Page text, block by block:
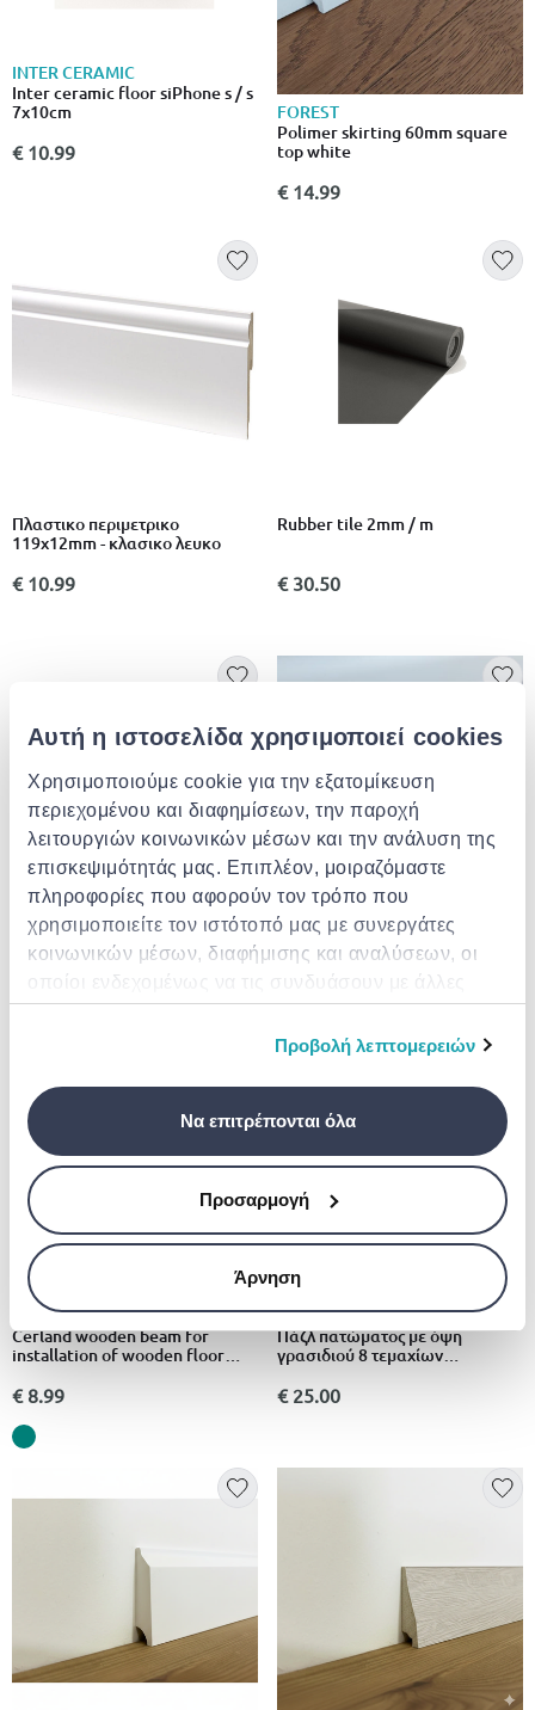
Αυτή η ιστοσελίδα χρησιμοποιεί cookies
Χρησιμοποιούμε cookie για την εξατομίκευση
περιεχομένου και διαφημίσεων, την παροχή
λειτουργιών κοινωνικών μέσων και την ανάλυση της
επισκεψιμότητάς μας. Επιπλέον, μοιραζόμαστε
πληροφορίες που αφορούν τον τρόπο που
χρησιμοποιείτε τον ιστότοπό μας με συνεργάτες
κοινωνικών μέσων, διαφήμισης και αναλύσεων, οι
οποίοι ενδεχομένως να τις συνδυάσουν με άλλες
πληροφορίες που τους έχετε παραχωρήσει ή τις
οποίες έχουν συλλέξει σε σχέση με την από μέρους
Προβολή λεπτομερειών
Να επιτρέπονται όλα
Προσαρμογή
Άρνηση
INTER CERAMIC
Inter ceramic floor siPhone s / s
7x10cm
€ 10.99
FOREST
Polimer skirting 60mm square
top white
€ 14.99
Πλαστικο περιμετρικο
119x12mm - κλασικο λευκο
€ 10.99
Rubber tile 2mm / m
€ 30.50
Πλαστικο περιμετρικο 79x19mm
- κυβικο λευκο
€ 10.39
FOREST
Polimer skirting 60mm
recessed white
€ 14.99
CERLAND
Cerland wooden beam for
installation of wooden floor
€ 8.99
DMTRADE
Πάζλ πατώματος με όψη
γρασιδιού 8 τεμαχίων
€ 25.00